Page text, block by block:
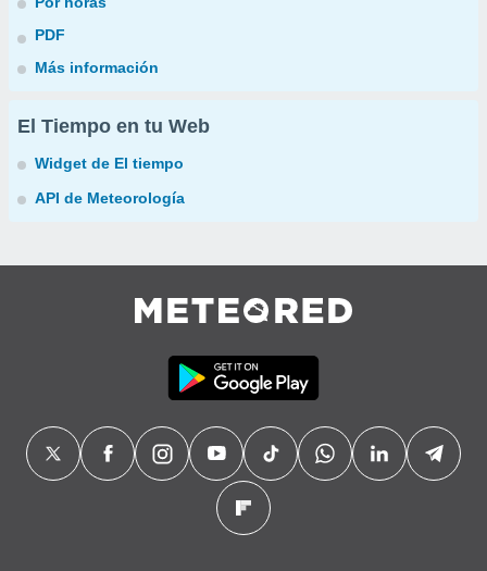
PDF
Más información
El Tiempo en tu Web
Widget de El tiempo
API de Meteorología